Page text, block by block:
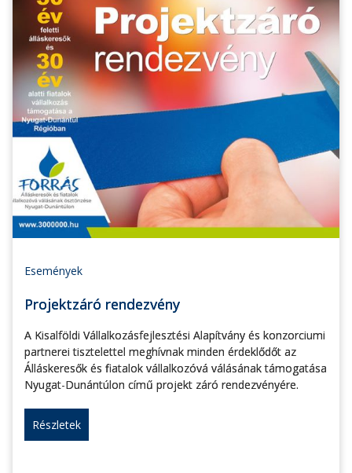
Események
Projektzáró rendezvény
A Kisalföldi Vállalkozásfejlesztési Alapítvány és konzorciumi
partnerei tisztelettel meghívnak minden érdeklődőt az
Álláskeresők és fiatalok vállalkozóvá válásának támogatása
Nyugat-Dunántúlon című projekt záró rendezvényére.
Részletek